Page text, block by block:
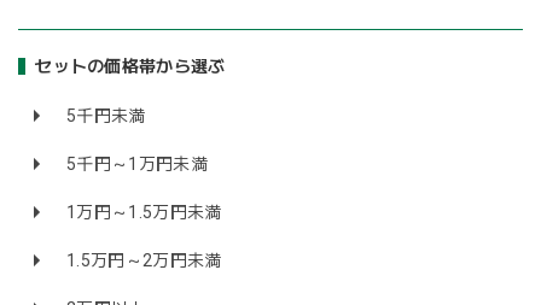
セットの価格帯から選ぶ
5千円未満
5千円～1万円未満
1万円～1.5万円未満
1.5万円～2万円未満